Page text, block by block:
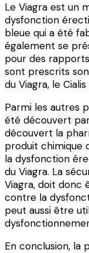
Le Viagra est un
dysfonction
bleue qui a été
également se
pour des
sont prescrits
du Viagra, le
Parmi les autres
été découvert
découvert la
produit chimique
la dysfonction
du Viagra. La
Viagra, doit donc
contre la
peut aussi être
En conclusion, la